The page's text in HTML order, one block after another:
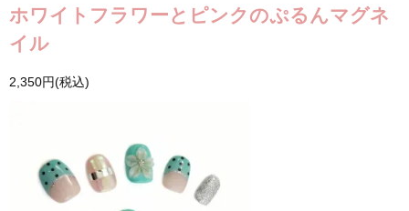
ホワイトフラワーとピンクのぷるんマグネ
イル
2,350円(税込)